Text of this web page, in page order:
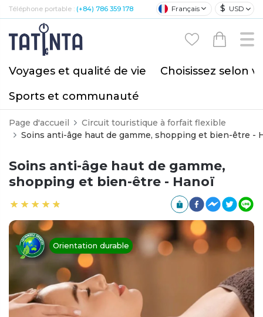
Téléphone portable : (+84) 786 359 178 Français $ USD
Voyages et qualité de vie
Choisissez selon
Sports et communauté
Page d'accueil
Circuit touristique à forfait flexible
Soins anti-âge haut de gamme, shopping et bien-être -
Soins anti-âge haut de gamme,
shopping et bien-être - Hanoï
Orientation durable